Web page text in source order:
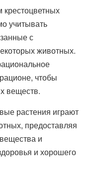
учитывать
с
животных.
чтобы
веществ.
растения играют
предоставляя
и
и хорошего